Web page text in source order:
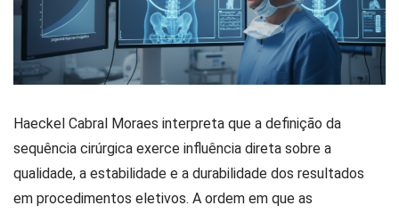
Haeckel Cabral Moraes interpreta que a definição da
sequência cirúrgica exerce influência direta sobre a
qualidade, a estabilidade e a durabilidade dos resultados
em procedimentos eletivos. A ordem em que as